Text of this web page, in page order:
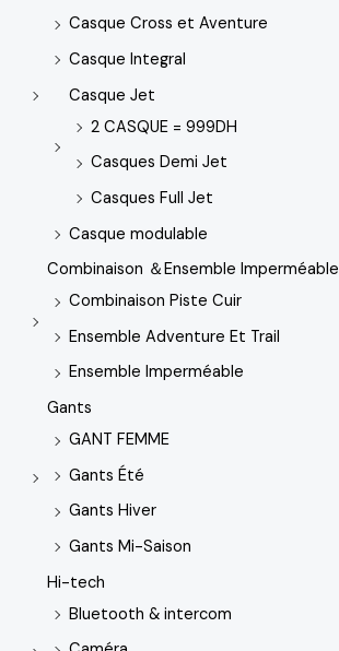
Casque Cross et Aventure
Casque Integral
Casque Jet
2 CASQUE = 999DH
Casques Demi Jet
Casques Full Jet
Casque modulable
Combinaison ＆Ensemble Imperméable
Combinaison Piste Cuir
Ensemble Adventure Et Trail
Ensemble Imperméable
Gants
GANT FEMME
Gants Été
Gants Hiver
Gants Mi-Saison
Hi-tech
Bluetooth & intercom